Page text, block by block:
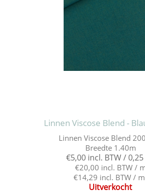
Linnen Viscose Blend -
Linnen Viscose Blend
Breedte 1.40m
€5,00 incl. BTW /
€20,00 incl. BTW /
€14,29 incl. BTW /
Uitverkocht